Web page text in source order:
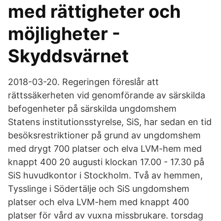
med rättigheter och
möjligheter -
Skyddsvärnet
2018-03-20. Regeringen föreslår att
rättssäkerheten vid genomförande av särskilda
befogenheter på särskilda ungdomshem
Statens institutionsstyrelse, SiS, har sedan en tid
besöksrestriktioner på grund av ungdomshem
med drygt 700 platser och elva LVM-hem med
knappt 400 20 augusti klockan 17.00 - 17.30 på
SiS huvudkontor i Stockholm. Två av hemmen,
Tysslinge i Södertälje och SiS ungdomshem
platser och elva LVM-hem med knappt 400
platser för vård av vuxna missbrukare. torsdag